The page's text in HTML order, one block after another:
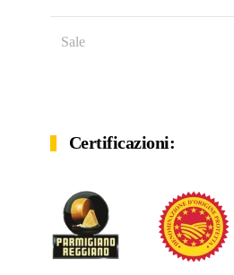
Sale
Certificazioni: